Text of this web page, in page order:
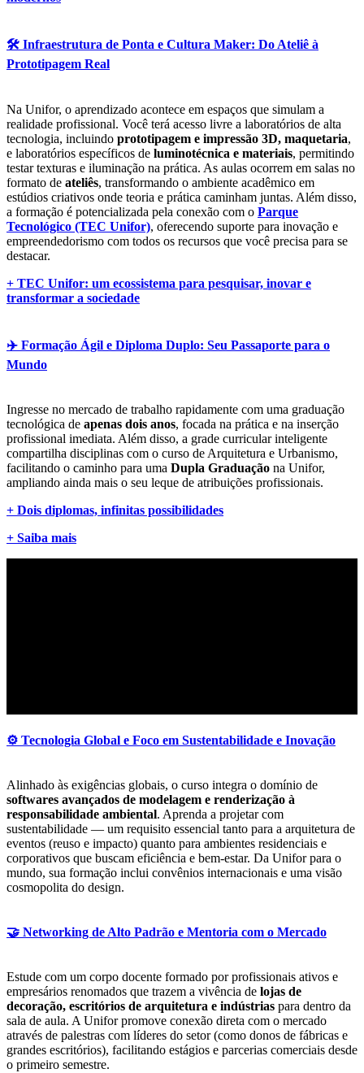
🛠️ Infraestrutura de Ponta e Cultura Maker: Do Ateliê à
Prototipagem Real
Na Unifor, o aprendizado acontece em espaços que simulam a
realidade profissional. Você terá acesso livre a laboratórios de alta
tecnologia, incluindo prototipagem e impressão 3D, maquetaria,
e laboratórios específicos de luminotécnica e materiais, permitindo
testar texturas e iluminação na prática. As aulas ocorrem em salas no
formato de ateliês, transformando o ambiente acadêmico em
estúdios criativos onde teoria e prática caminham juntas. Além disso,
a formação é potencializada pela conexão com o Parque
Tecnológico (TEC Unifor), oferecendo suporte para inovação e
empreendedorismo com todos os recursos que você precisa para se
destacar.
+ TEC Unifor: um ecossistema para pesquisar, inovar e
transformar a sociedade
✈️ Formação Ágil e Diploma Duplo: Seu Passaporte para o
Mundo
Ingresse no mercado de trabalho rapidamente com uma graduação
tecnológica de apenas dois anos, focada na prática e na inserção
profissional imediata. Além disso, a grade curricular inteligente
compartilha disciplinas com o curso de Arquitetura e Urbanismo,
facilitando o caminho para uma Dupla Graduação na Unifor,
ampliando ainda mais o seu leque de atribuições profissionais.
+ Dois diplomas, infinitas possibilidades
+ Saiba mais
⚙️ Tecnologia Global e Foco em Sustentabilidade e Inovação
Alinhado às exigências globais, o curso integra o domínio de
softwares avançados de modelagem e renderização à
responsabilidade ambiental. Aprenda a projetar com
sustentabilidade — um requisito essencial tanto para a arquitetura de
eventos (reuso e impacto) quanto para ambientes residenciais e
corporativos que buscam eficiência e bem-estar. Da Unifor para o
mundo, sua formação inclui convênios internacionais e uma visão
cosmopolita do design.
🤝 Networking de Alto Padrão e Mentoria com o Mercado
Estude com um corpo docente formado por profissionais ativos e
empresários renomados que trazem a vivência de lojas de
decoração, escritórios de arquitetura e indústrias para dentro da
sala de aula. A Unifor promove conexão direta com o mercado
através de palestras com líderes do setor (como donos de fábricas e
grandes escritórios), facilitando estágios e parcerias comerciais desde
o primeiro semestre.